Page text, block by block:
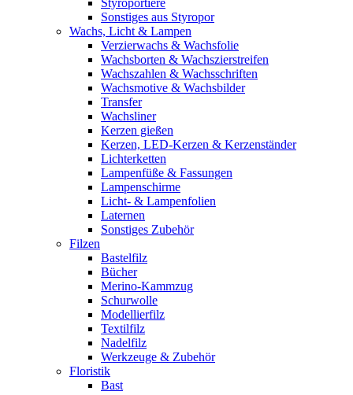
Styroportiere
Sonstiges aus Styropor
Wachs, Licht & Lampen
Verzierwachs & Wachsfolie
Wachsborten & Wachszierstreifen
Wachszahlen & Wachsschriften
Wachsmotive & Wachsbilder
Transfer
Wachsliner
Kerzen gießen
Kerzen, LED-Kerzen & Kerzenständer
Lichterketten
Lampenfüße & Fassungen
Lampenschirme
Licht- & Lampenfolien
Laternen
Sonstiges Zubehör
Filzen
Bastelfilz
Bücher
Merino-Kammzug
Schurwolle
Modellierfilz
Textilfilz
Nadelfilz
Werkzeuge & Zubehör
Floristik
Bast